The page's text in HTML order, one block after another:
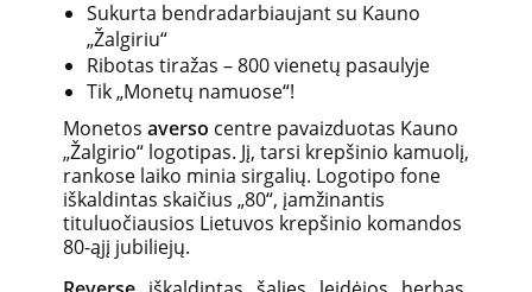
Sukurta bendradarbiaujant su Kauno
„Žalgiriu“
Ribotas tiražas – 800 vienetų pasaulyje
Tik „Monetų namuose“!
Monetos averso centre pavaizduotas Kauno
„Žalgirio“ logotipas. Jį, tarsi krepšinio kamuolį,
rankose laiko minia sirgalių. Logotipo fone
iškaldintas skaičius „80“, įamžinantis
tituluočiausios Lietuvos krepšinio komandos
80-ąjį jubiliejų.